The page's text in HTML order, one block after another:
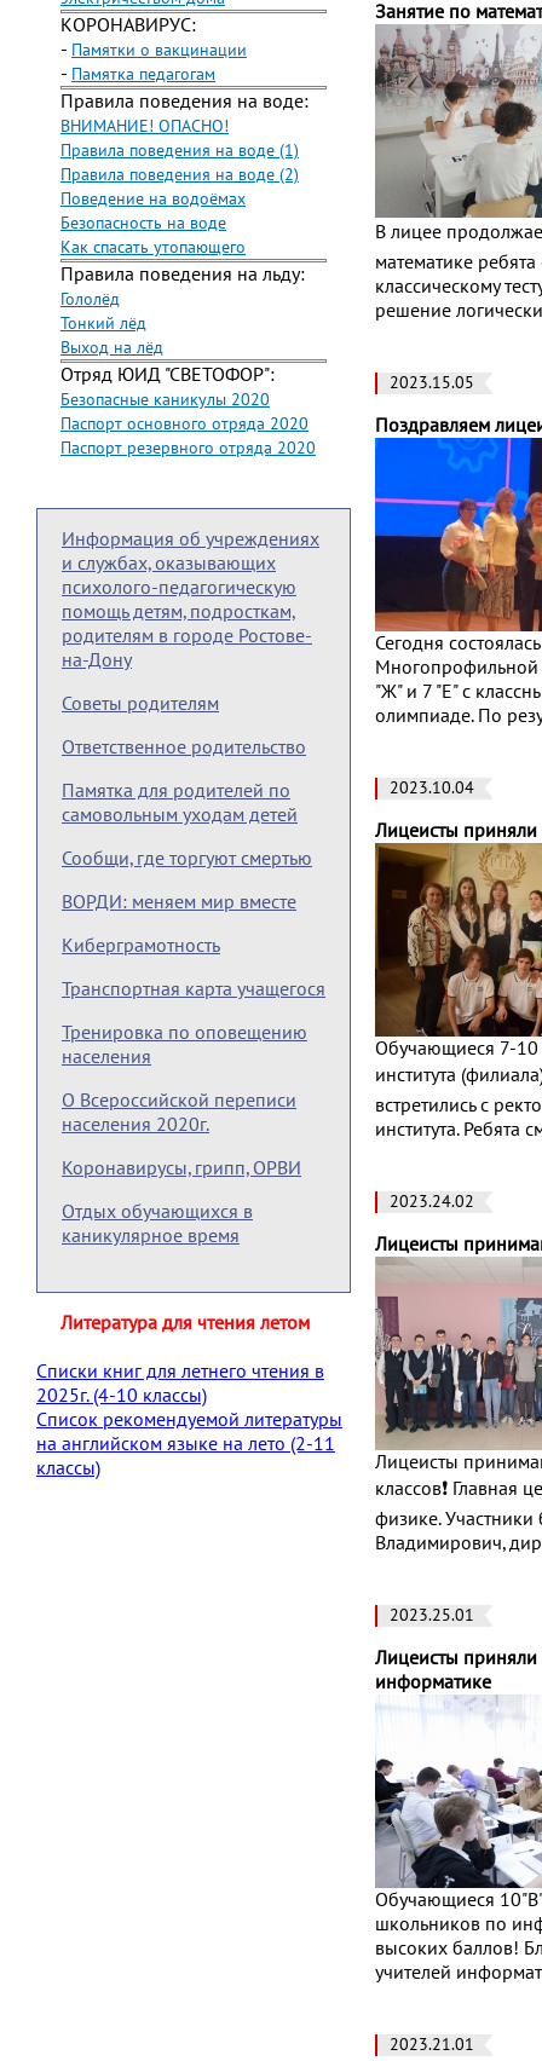
КОРОНАВИРУС:
- Памятки о вакцинации
- Памятка педагогам
Правила поведения на воде:
ВНИМАНИЕ! ОПАСНО!
Правила поведения на воде (1)
Правила поведения на воде (2)
Поведение на водоёмах
Безопасность на воде
Как спасать утопающего
Правила поведения на льду:
Гололёд
Тонкий лёд
Выход на лёд
Отряд ЮИД "СВЕТОФОР":
Безопасные каникулы 2020
Паспорт основного отряда 2020
Паспорт резервного отряда 2020
Информация об учреждениях
и службах, оказывающих
психолого-педагогическую
помощь детям, подросткам,
родителям в городе Ростове-
на-Дону
Советы родителям
Ответственное родительство
Памятка для родителей по
самовольным уходам детей
Сообщи, где торгуют смертью
ВОРДИ: меняем мир вместе
Киберграмотность
Транспортная карта учащегося
Тренировка по оповещению
населения
О Всероссийской переписи
населения 2020г.
Коронавирусы, грипп, ОРВИ
Отдых обучающихся в
каникулярное время
Литература для чтения летом
Списки книг для летнего чтения в
2025г. (4-10 классы)
Список рекомендуемой литературы
на английском языке на лето (2-11
классы)
Занятие по
В лицее
математике
классическому
решение
2023.15.05
Поздравляем
Сегодня
Многопрофильной
"Ж" и 7 "Е" с
олимпиаде. По
2023.10.04
Лицеисты приняли
Обучающиеся 7-10
института
встретились с
института. Ребята
2023.24.02
Лицеисты
Лицеисты
классов❗️
физике.
Владимирович,
2023.25.01
Лицеисты приняли
информатике
Обучающиеся
школьников по
высоких баллов!
учителей
2023.21.01